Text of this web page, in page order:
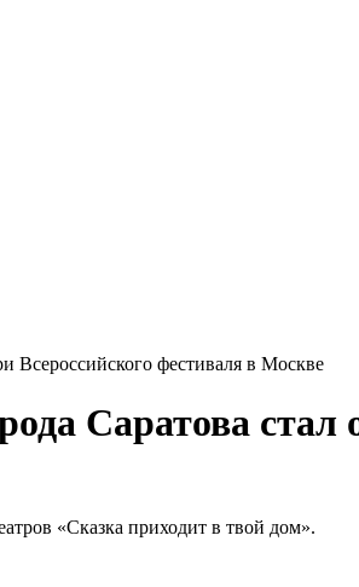
Всероссийского фестиваля в Москве
Саратова стал
«Сказка приходит в твой дом».